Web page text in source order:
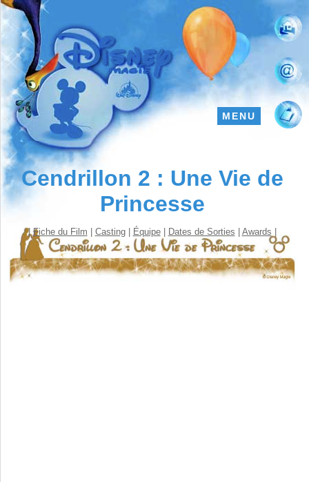
Cendrillon 2 : Une Vie de
Princesse
MENU
|Fiche du Film Casting| Équipe| Dates de Sorties Awards